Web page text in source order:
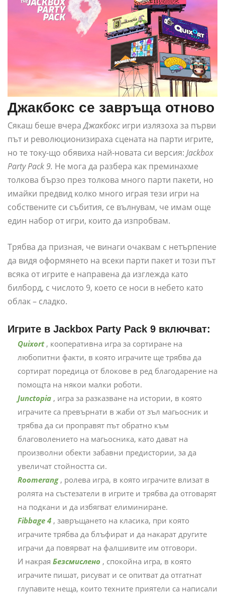
Джакбокс се завръща отново
Сякаш беше вчераДжакбокс игри излязоха за първи
път и революционизираха сцената на парти игрите,
но те току-що обявиха най-новата си версия: Jackbox
Party Pack 9. Не мога да разбера как преминахме
толкова бързо през толкова много парти пакети, но
имайки предвид колко много играя тези игри на
собствените си събития, се вълнувам, че имам още
един набор от игри, които да изпробвам.
Трябва да призная, че винаги очаквам с нетърпение
да видя оформянето на всеки парти пакет и този път
всяка от игрите е направена да изглежда като
билборд, с числото 9, което се носи в небето като
облак – сладко.
Игрите в Jackbox Party Pack 9 включват:
Quixort , кооперативна игра за сортиране на
любопитни факти, в която играчите ще трябва да
сортират поредица от блокове в ред благодарение на
помощта на някои малки роботи.
Junctopia , игра за разказване на истории, в която
играчите са превърнати в жаби от зъл магьосник и
трябва да си проправят път обратно към
благоволението на магьосника, като дават на
произволни обекти забавни предистории, за да
увеличат стойността си.
Roomerang , ролева игра, в която играчите влизат в
ролята на състезатели в игрите и трябва да отговарят
на подкани и да избягват елиминиране.
Fibbage 4 , завръщането на класика, при която
играчите трябва да блъфират и да накарат другите
играчи да повярват на фалшивите им отговори.
И накрая Безсмислено , спокойна игра, в която
играчите пишат, рисуват и се опитват да отгатнат
глупавите неща, които техните приятели са написали